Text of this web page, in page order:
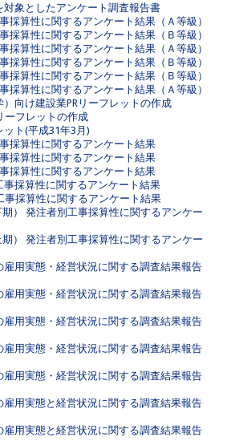
象としたアンケート調査報告書
採算性に関するアンケート結果（Ａ等級）
採算性に関するアンケート結果（Ｂ等級）
採算性に関するアンケート結果（Ａ等級）
採算性に関するアンケート結果（Ｂ等級）
採算性に関するアンケート結果（Ｂ等級）
採算性に関するアンケート結果（Ａ等級）
向け建設業PRリーフレットの作成
ーフレットの作成
ト(平成31年3月)
採算性に関するアンケート結果
採算性に関するアンケート結果
採算性に関するアンケート結果
採算性に関するアンケート結果
事採算性に関するアンケート結果
） 発注者別工事採算性に関するアンケー
） 発注者別工事採算性に関するアンケー
用実態・経営状況に関する調査結果報告
用実態・経営状況に関する調査結果報告
用実態・経営状況に関する調査結果報告
用実態・経営状況に関する調査結果報告
用実態・経営状況に関する調査結果報告
用実態と経営状況に関する調査結果報告
用実態と経営状況に関する調査結果報告